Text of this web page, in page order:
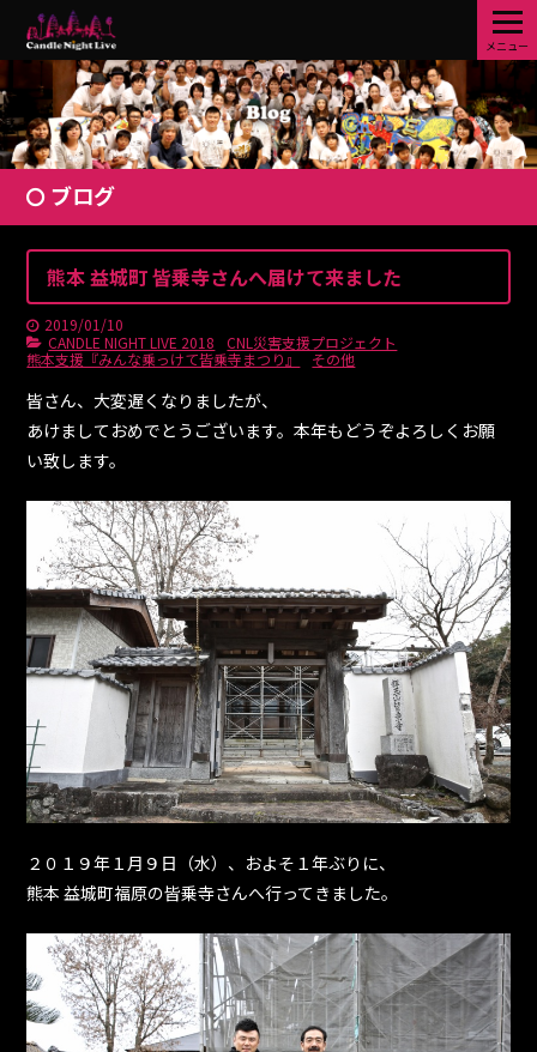
メニュー
ブログ
熊本 益城町 皆乗寺さんへ届けて来ました
2019/01/10
CANDLE NIGHT LIVE 2018
CNL災害支援プロジェクト
熊本支援『みんな乗っけて皆乗寺まつり』
その他
皆さん、大変遅くなりましたが、
あけましておめでとうございます。本年もどうぞよろしくお願
い致します。
２０１９年１月９日（水）、およそ１年ぶりに、
熊本 益城町福原の皆乗寺さんへ行ってきました。